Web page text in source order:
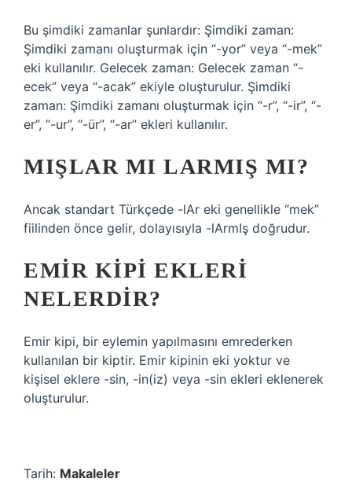
Bu şimdiki zamanlar şunlardır: Şimdiki zaman:
Şimdiki zamanı oluşturmak için “-yor” veya “-mek”
eki kullanılır. Gelecek zaman: Gelecek zaman “-
ecek” veya “-acak” ekiyle oluşturulur. Şimdiki
zaman: Şimdiki zamanı oluşturmak için “-r”, “-ir”, “-
er”, “-ur”, “-ür”, “-ar” ekleri kullanılır.
MIŞLAR MI LARMIŞ MI?
Ancak standart Türkçede -lAr eki genellikle “mek”
fiilinden önce gelir, dolayısıyla -lArmIş doğrudur.
EMIR KIPI EKLERI
NELERDIR?
Emir kipi, bir eylemin yapılmasını emrederken
kullanılan bir kiptir. Emir kipinin eki yoktur ve
kişisel eklere -sin, -in(iz) veya -sin ekleri eklenerek
oluşturulur.
Tarih: Makaleler